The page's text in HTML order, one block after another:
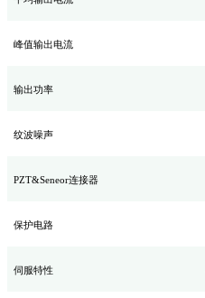
峰值输出电流
输出功率
纹波噪声
PZT&Seneor连接器
保护电路
伺服特性